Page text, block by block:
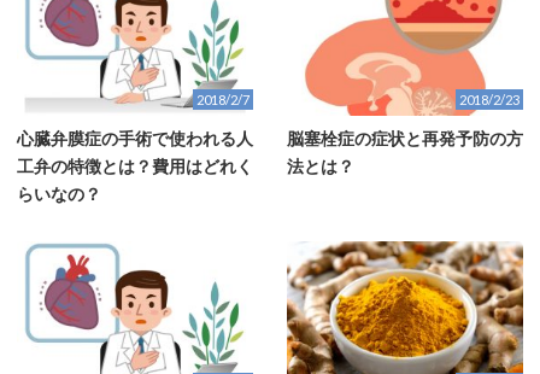
2018/2/7
心臓弁膜症の手術で使われる人
工弁の特徴とは？費用はどれく
らいなの？
2018/2/23
脳塞栓症の症状と再発予防の方
法とは？